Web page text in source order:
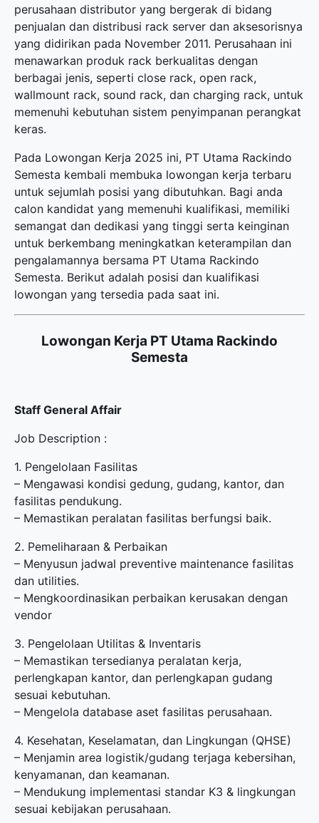
perusahaan distributor yang bergerak di bidang
penjualan dan distribusi rack server dan aksesorisnya
yang didirikan pada November 2011. Perusahaan ini
menawarkan produk rack berkualitas dengan
berbagai jenis, seperti close rack, open rack,
wallmount rack, sound rack, dan charging rack, untuk
memenuhi kebutuhan sistem penyimpanan perangkat
keras.
Pada Lowongan Kerja 2025 ini, PT Utama Rackindo
Semesta kembali membuka lowongan kerja terbaru
untuk sejumlah posisi yang dibutuhkan. Bagi anda
calon kandidat yang memenuhi kualifikasi, memiliki
semangat dan dedikasi yang tinggi serta keinginan
untuk berkembang meningkatkan keterampilan dan
pengalamannya bersama PT Utama Rackindo
Semesta. Berikut adalah posisi dan kualifikasi
lowongan yang tersedia pada saat ini.
Lowongan Kerja PT Utama Rackindo
Semesta
Staff General Affair
Job Description :
1. Pengelolaan Fasilitas
– Mengawasi kondisi gedung, gudang, kantor, dan
fasilitas pendukung.
– Memastikan peralatan fasilitas berfungsi baik.
2. Pemeliharaan & Perbaikan
– Menyusun jadwal preventive maintenance fasilitas
dan utilities.
– Mengkoordinasikan perbaikan kerusakan dengan
vendor
3. Pengelolaan Utilitas & Inventaris
– Memastikan tersedianya peralatan kerja,
perlengkapan kantor, dan perlengkapan gudang
sesuai kebutuhan.
– Mengelola database aset fasilitas perusahaan.
4. Kesehatan, Keselamatan, dan Lingkungan (QHSE)
– Menjamin area logistik/gudang terjaga kebersihan,
kenyamanan, dan keamanan.
– Mendukung implementasi standar K3 & lingkungan
sesuai kebijakan perusahaan.